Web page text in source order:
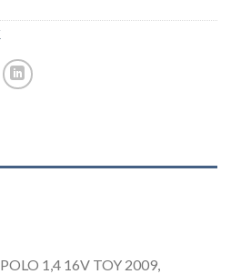
1,4 16V TOY 2009,